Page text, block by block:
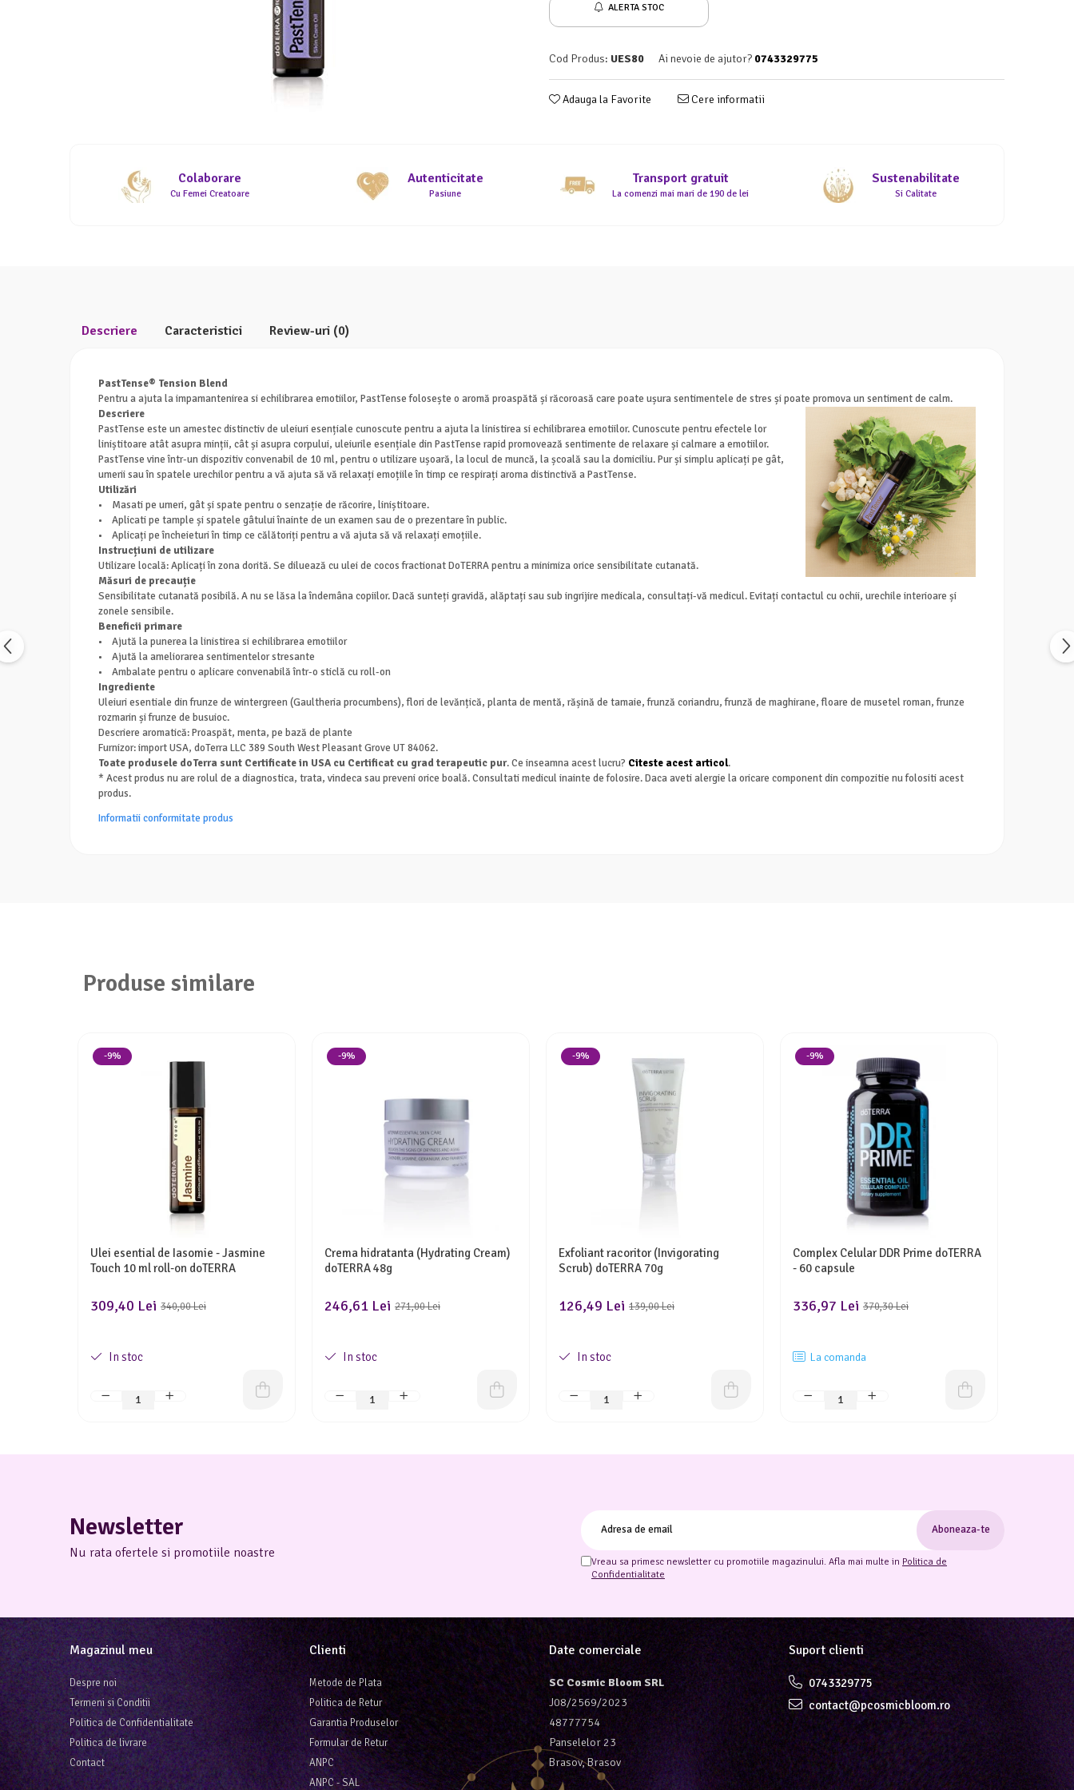
ALERTA STOC
Cod Produs: UES80 Ai nevoie de ajutor? 0743329775
Adauga la Favorite Cere informatii
Colaborare
Cu Femei Creatoare
Autenticitate
Pasiune
Transport gratuit
La comenzi mai mari de 190 de lei
Sustenabilitate
Si Calitate
Descriere Caracteristici Review-uri (0)
PastTense® Tension Blend
Pentru a ajuta la impamantenirea si echilibrarea emotiilor, PastTense folosește o aromă proaspătă și răcoroasă care poate ușura sentimentele de stres și poate promova un sentiment de calm.
Descriere
PastTense este un amestec distinctiv de uleiuri esențiale cunoscute pentru a ajuta la linistirea si echilibrarea emotiilor. Cunoscute pentru efectele lor
liniștitoare atât asupra minții, cât și asupra corpului, uleiurile esențiale din PastTense rapid promovează sentimente de relaxare și calmare a emotiilor.
PastTense vine într-un dispozitiv convenabil de 10 ml, pentru o utilizare ușoară, la locul de muncă, la școală sau la domiciliu. Pur și simplu aplicați pe gât,
umerii sau în spatele urechilor pentru a vă ajuta să vă relaxați emoțiile în timp ce respirați aroma distinctivă a PastTense.
Utilizări
• Masati pe umeri, gât și spate pentru o senzație de răcorire, liniștitoare.
• Aplicati pe tample și spatele gâtului înainte de un examen sau de o prezentare în public.
• Aplicați pe încheieturi în timp ce călătoriți pentru a vă ajuta să vă relaxați emoțiile.
Instrucțiuni de utilizare
Utilizare locală: Aplicați în zona dorită. Se diluează cu ulei de cocos fractionat DoTERRA pentru a minimiza orice sensibilitate cutanată.
Măsuri de precauție
Sensibilitate cutanată posibilă. A nu se lăsa la îndemâna copiilor. Dacă sunteți gravidă, alăptați sau sub ingrijire medicala, consultați-vă medicul. Evitați contactul cu ochii, urechile interioare și
zonele sensibile.
Beneficii primare
• Ajută la punerea la linistirea si echilibrarea emotiilor
• Ajută la ameliorarea sentimentelor stresante
• Ambalate pentru o aplicare convenabilă într-o sticlă cu roll-on
Ingrediente
Uleiuri esentiale din frunze de wintergreen (Gaultheria procumbens), flori de levănțică, planta de mentă, rășină de tamaie, frunză coriandru, frunză de maghirane, floare de musetel roman, frunze
rozmarin și frunze de busuioc.
Descriere aromatică: Proaspăt, menta, pe bază de plante
Furnizor: import USA, doTerra LLC 389 South West Pleasant Grove UT 84062.
Toate produsele doTerra sunt Certificate in USA cu Certificat cu grad terapeutic pur. Ce inseamna acest lucru? Citeste acest articol.
* Acest produs nu are rolul de a diagnostica, trata, vindeca sau preveni orice boală. Consultati medicul inainte de folosire. Daca aveti alergie la oricare component din compozitie nu folositi acest
produs.
Informatii conformitate produs
Produse similare
-9%
Ulei esential de Iasomie - Jasmine
Touch 10 ml roll-on doTERRA
340,00 Lei
309,40 Lei
In stoc
-9%
Crema hidratanta (Hydrating Cream)
doTERRA 48g
271,00 Lei
246,61 Lei
In stoc
-9%
Exfoliant racoritor (Invigorating
Scrub) doTERRA 70g
139,00 Lei
126,49 Lei
In stoc
-9%
Complex Celular DDR Prime doTERRA
- 60 capsule
370,30 Lei
336,97 Lei
La comanda
Newsletter
Nu rata ofertele si promotiile noastre
Vreau sa primesc newsletter cu promotiile magazinului. Afla mai multe in Politica de
Confidentialitate
Magazinul meu
Despre noi
Termeni si Conditii
Politica de Confidentialitate
Politica de livrare
Contact
Clienti
Metode de Plata
Politica de Retur
Garantia Produselor
Formular de Retur
ANPC
ANPC - SAL
Date comerciale
SC Cosmic Bloom SRL
J08/2569/2023
48777754
Panselelor 23
Brasov, Brasov
Suport clienti
0743329775
contact@pcosmicbloom.ro